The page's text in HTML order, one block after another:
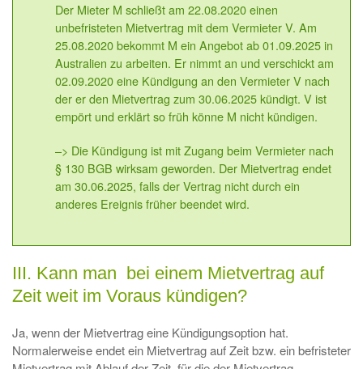
Der Mieter M schließt am 22.08.2020 einen
unbefristeten Mietvertrag mit dem Vermieter V. Am
25.08.2020 bekommt M ein Angebot ab 01.09.2025 in
Australien zu arbeiten. Er nimmt an und verschickt am
02.09.2020 eine Kündigung an den Vermieter V nach
der er den Mietvertrag zum 30.06.2025 kündigt. V ist
empört und erklärt so früh könne M nicht kündigen.
–> Die Kündigung ist mit Zugang beim Vermieter nach
§ 130 BGB wirksam geworden. Der Mietvertrag endet
am 30.06.2025, falls der Vertrag nicht durch ein
anderes Ereignis früher beendet wird.
III. Kann man bei einem Mietvertrag auf
Zeit weit im Voraus kündigen?
Ja, wenn der Mietvertrag eine Kündigungsoption hat.
Normalerweise endet ein Mietvertrag auf Zeit bzw. ein befristeter